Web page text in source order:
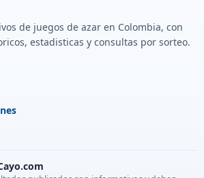
Gana
Cr 50 46 47
de juegos de azar en Colombia, con
estadisticas y consultas por sorteo.